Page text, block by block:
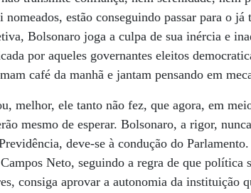
estão conseguindo passar para o
Bolsonaro joga a culpa de sua inércia e
por aqueles governantes eleitos
café da manhã e jantam pensando em
melhor, ele tanto não fez, que agora, em
mesmo de esperar. Bolsonaro, a rigor,
deve-se à condução do
Neto, seguindo a regra de que política
consiga aprovar a autonomia da instituição